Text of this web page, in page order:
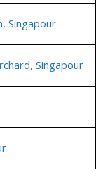
Singapour
Singapour